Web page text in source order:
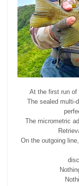
At the first run of
The sealed multi-
The micrometric
On the outgoing